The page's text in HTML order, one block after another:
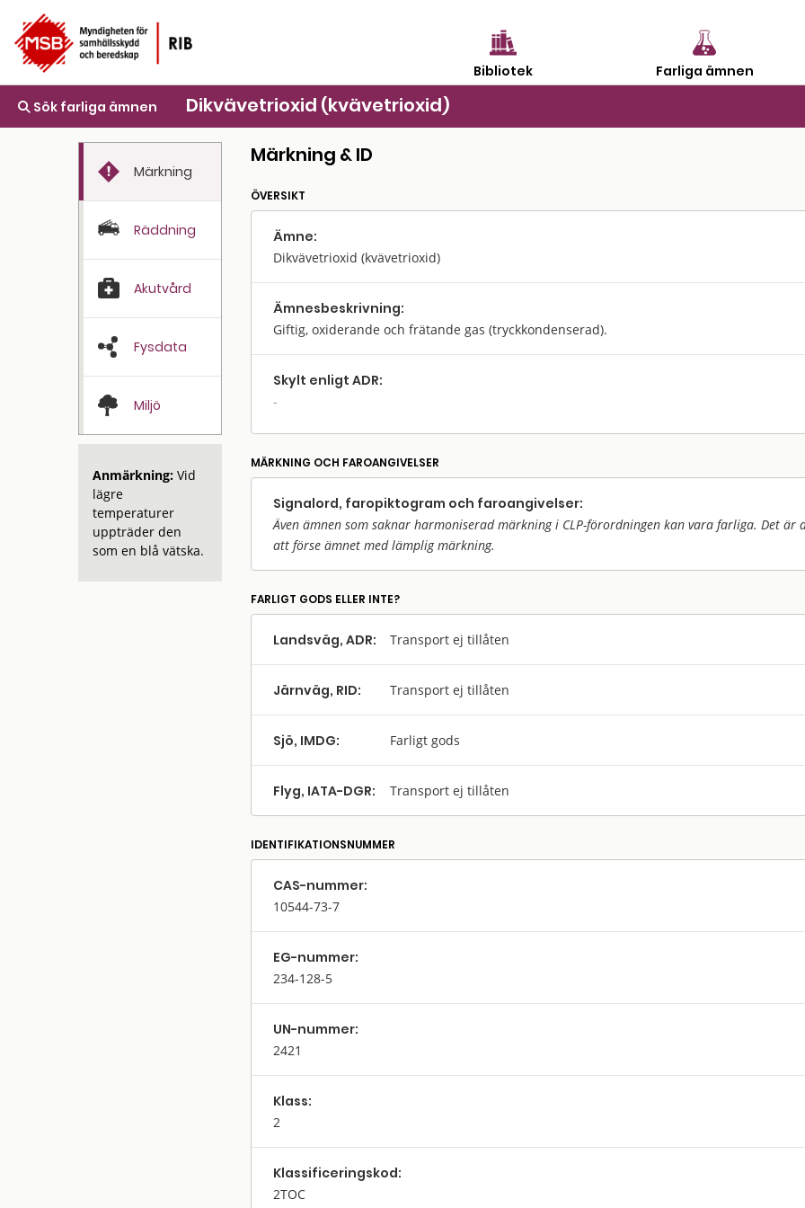
Bibliotek Farliga ämnen
Sök farliga ämnen Dikvävetrioxid (kvävetrioxid)
Märkning
Räddning
Akutvård
Fysdata
Miljö
Anmärkning: Vid
lägre
temperaturer
uppträder den
som en blå vätska.
Märkning & ID
ÖVERSIKT
Ämne:
Dikvävetrioxid (kvävetrioxid)
Ämnes­beskrivning:
Giftig, oxiderande och frätande gas (tryckkondenserad).
Skylt enligt ADR:
-
MÄRKNING OCH FAROANGIVELSER
Signalord, faropiktogram och faroangivelser:
Även ämnen som saknar harmoniserad märkning i CLP-förordningen kan vara farliga. Det
att förse ämnet med lämplig märkning.
FARLIGT GODS ELLER INTE?
Landsväg, ADR: Transport ej tillåten
Järnväg, RID: Transport ej tillåten
Sjö, IMDG: Farligt gods
Flyg, IATA-DGR: Transport ej tillåten
IDENTIFIKATIONSNUMMER
CAS-nummer:
10544-73-7
EG-nummer:
234-128-5
UN-nummer:
2421
Klass:
2
Klassifi­cerings­kod:
2TOC